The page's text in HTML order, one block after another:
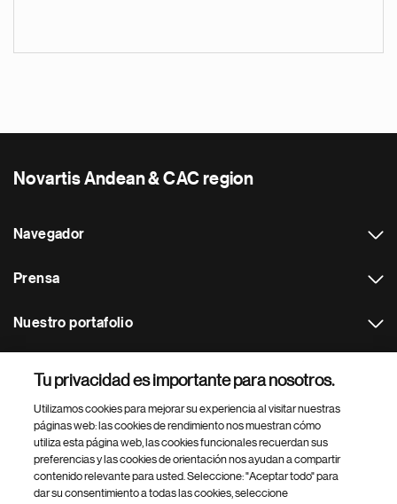
Novartis Andean & CAC region
Navegador
Prensa
Nuestro portafolio
Footer Site Search
Tu privacidad es importante para nosotros.
Utilizamos cookies para mejorar su experiencia al visitar nuestras
páginas web: las cookies de rendimiento nos muestran cómo
utiliza esta página web, las cookies funcionales recuerdan sus
preferencias y las cookies de orientación nos ayudan a compartir
contenido relevante para usted. Seleccione: "Aceptar todo" para
dar su consentimiento a todas las cookies, seleccione